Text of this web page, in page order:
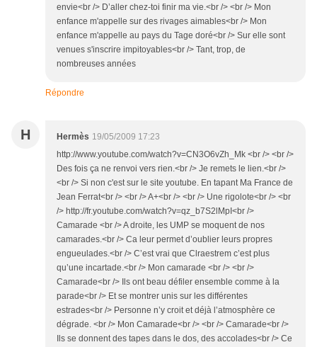
envie<br /> D’aller chez-toi finir ma vie.<br /> <br /> Mon
enfance m'appelle sur des rivages aimables<br /> Mon
enfance m'appelle au pays du Tage doré<br /> Sur elle sont
venues s'inscrire impitoyables<br /> Tant, trop, de
nombreuses années
Répondre
H Hermès 19/05/2009 17:23
http://www.youtube.com/watch?v=CN3O6vZh_Mk <br /> <br />
Des fois ça ne renvoi vers rien.<br /> Je remets le lien.<br />
<br /> Si non c'est sur le site youtube. En tapant Ma France de
Jean Ferrat<br /> <br /> A+<br /> <br /> Une rigolote<br /> <br
/> http://fr.youtube.com/watch?v=qz_b7S2lMpI<br />
Camarade <br /> A droite, les UMP se moquent de nos
camarades.<br /> Ca leur permet d’oublier leurs propres
engueulades.<br /> C’est vrai que Clraestrem c’est plus
qu’une incartade.<br /> Mon camarade <br /> <br />
Camarade<br /> Ils ont beau défiler ensemble comme à la
parade<br /> Et se montrer unis sur les différentes
estrades<br /> Personne n’y croit et déjà l’atmosphère ce
dégrade. <br /> Mon Camarade<br /> <br /> Camarade<br />
Ils se donnent des tapes dans le dos, des accolades<br /> Ce